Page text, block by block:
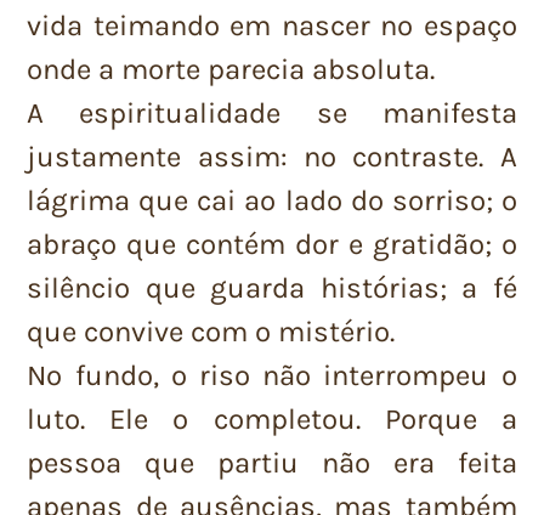
vida teimando em nascer no espaço
onde a morte parecia absoluta.
A espiritualidade se manifesta
justamente assim: no contraste. A
lágrima que cai ao lado do sorriso; o
abraço que contém dor e gratidão; o
silêncio que guarda histórias; a fé
que convive com o mistério.
No fundo, o riso não interrompeu o
luto. Ele o completou. Porque a
pessoa que partiu não era feita
apenas de ausências, mas também